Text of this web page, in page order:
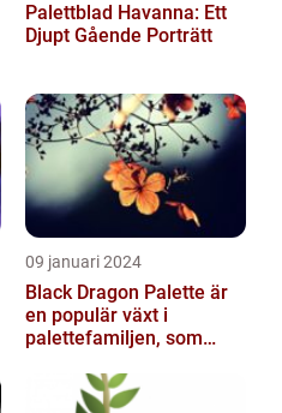
Palettblad Havanna: Ett
Djupt Gående Porträtt
09 januari 2024
Black Dragon Palette är
en populär växt i
palettefamiljen, som
mörka, nästan sv...